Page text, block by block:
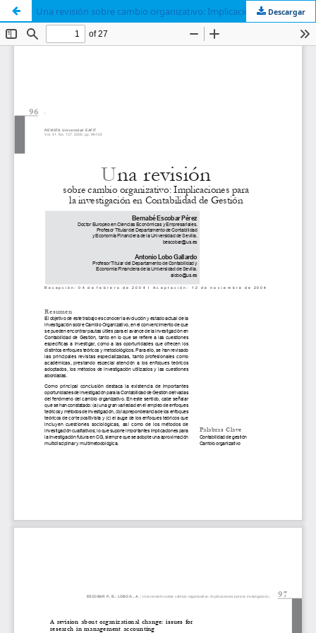
Una revisión sobre cambio organizativo: Implicaciones para la investigación en Contabilidad de Gestión
Descargar